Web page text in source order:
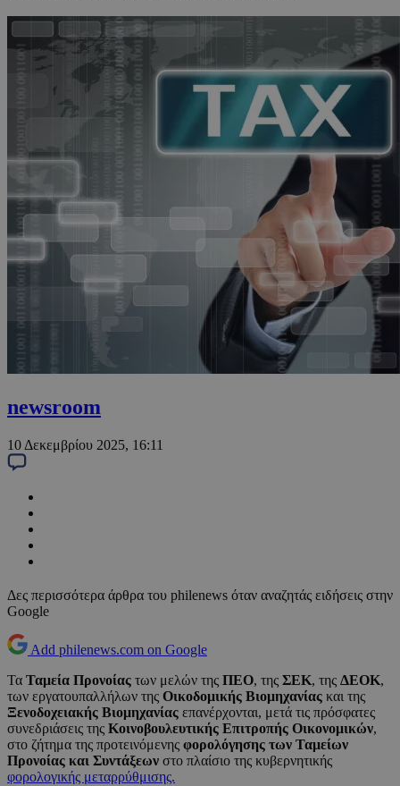
newsroom
10 Δεκεμβρίου 2025, 16:11
Δες περισσότερα άρθρα του philenews όταν αναζητάς ειδήσεις στην
Google
Add philenews.com on Google
Τα Ταμεία Προνοίας των μελών της ΠΕΟ, της ΣΕΚ, της ΔΕΟΚ,
των εργατουπαλλήλων της Οικοδομικής Βιομηχανίας και της
Ξενοδοχειακής Βιομηχανίας επανέρχονται, μετά τις πρόσφατες
συνεδριάσεις της Κοινοβουλευτικής Επιτροπής Οικονομικών,
στο ζήτημα της προτεινόμενης φορολόγησης των Ταμείων
Προνοίας και Συντάξεων στο πλαίσιο της κυβερνητικής
φορολογικής μεταρρύθμισης.